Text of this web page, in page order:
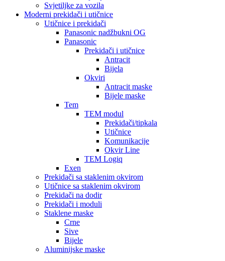
Svjetiljke za vozila
Moderni prekidači i utičnice
Utičnice i prekidači
Panasonic nadžbukni OG
Panasonic
Prekidači i utičnice
Antracit
Bijela
Okviri
Antracit maske
Bijele maske
Tem
TEM modul
Prekidači/tipkala
Utičnice
Komunikacije
Okvir Line
TEM Logiq
Exen
Prekidači sa staklenim okvirom
Utičnice sa staklenim okvirom
Prekidači na dodir
Prekidači i moduli
Staklene maske
Crne
Sive
Bijele
Aluminijske maske